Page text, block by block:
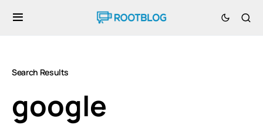
Search Results
google